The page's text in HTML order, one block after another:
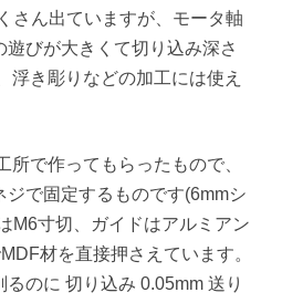
さん出ていますが、モータ軸
びが大きくて切り込み深さ
浮き彫りなどの加工には使え
所で作ってもらったもので、
で固定するものです(6mmシ
M6寸切、ガイドはアルミアン
材を直接押さえています。
のに 切り込み 0.05mm 送り